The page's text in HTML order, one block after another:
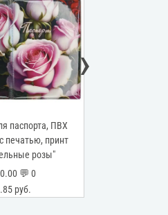
паспорта, ПВХ
печатью, принт
розы"
0.00 💬 0
руб.
›